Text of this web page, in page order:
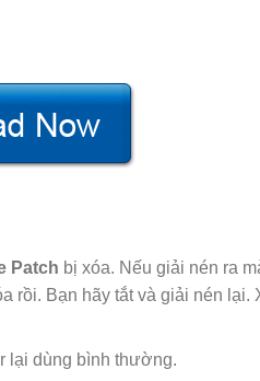
Patch bị xóa. Nếu giải nén ra
rồi. Bạn hãy tắt và giải nén lại.
lại dùng bình thường.